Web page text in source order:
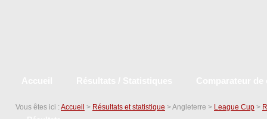
Vous êtes ici : Accueil > Résultats et statistique > Angleterre > League Cup >